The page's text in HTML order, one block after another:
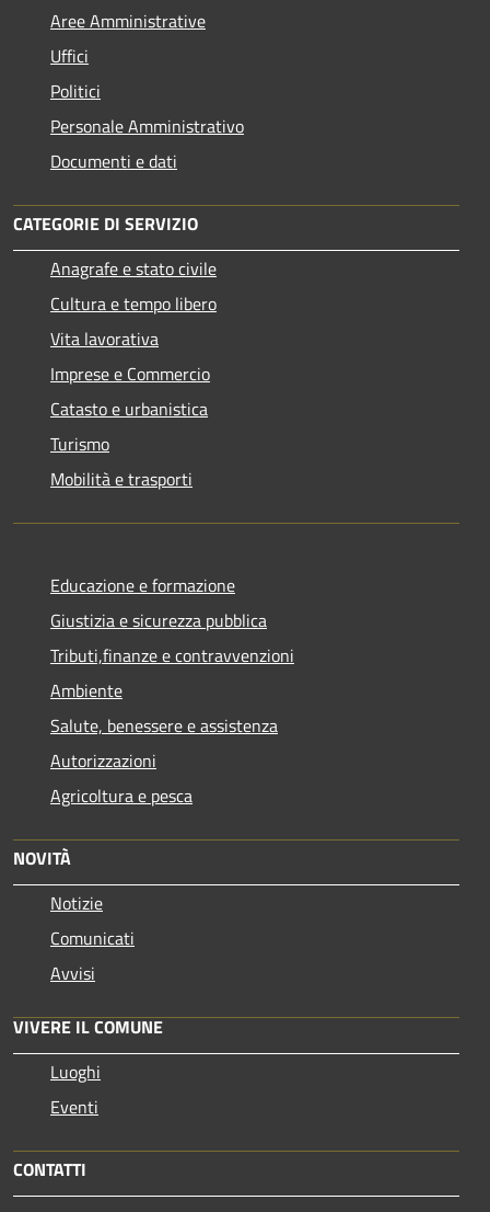
Aree Amministrative
Uffici
Politici
Personale Amministrativo
Documenti e dati
CATEGORIE DI SERVIZIO
Anagrafe e stato civile
Cultura e tempo libero
Vita lavorativa
Imprese e Commercio
Catasto e urbanistica
Turismo
Mobilità e trasporti
Educazione e formazione
Giustizia e sicurezza pubblica
Tributi,finanze e contravvenzioni
Ambiente
Salute, benessere e assistenza
Autorizzazioni
Agricoltura e pesca
NOVITÀ
Notizie
Comunicati
Avvisi
VIVERE IL COMUNE
Luoghi
Eventi
CONTATTI